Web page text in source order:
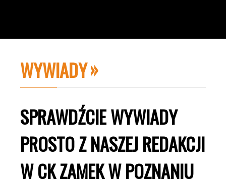
WYWIADY
SPRAWDŹCIE WYWIADY
PROSTO Z NASZEJ REDAKCJI
W CK ZAMEK W POZNANIU